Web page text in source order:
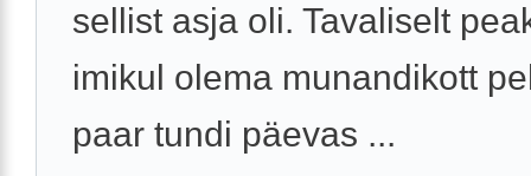
sellist asja oli. Tavaliselt
imikul olema munandikott
paar tundi päevas ...